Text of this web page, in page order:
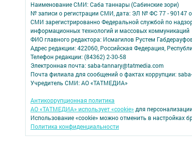
Наименование СМИ: Саба таннары (Сабинские зори)
№ записи о регистрации СМИ, дата: ЭЛ № ФС 77 - 90147
СМИ зарегистрированно Федеральной службой по
информационных технологий и массовых коммуникаций
ФИО главного редактора: Исмагилов Рустем
Адрес редакции: 422060, Российская Федерация,
Телефон редакции: (84362) 2-30-58
Электронная почта: saba-tannary@tatmedia.com
Почта филиала для сообщений о фактах коррупции:
Учредитель СМИ: АО «ТАТМЕДИА»
Антикоррупционная политика
АО «ТАТМЕДИА» использует «cookie» для
Использование «cookie» можно отменить в настройках
Политика конфиденциальности